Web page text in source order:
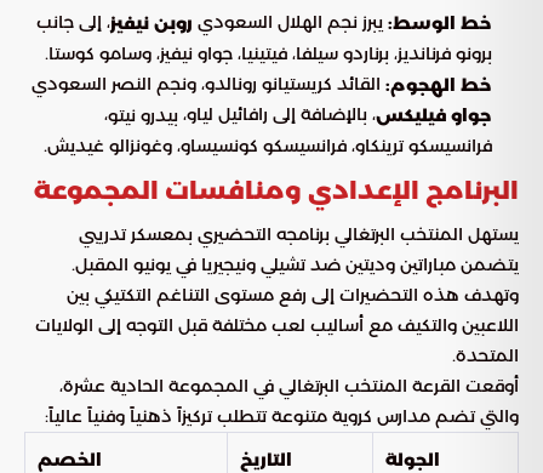
خط الوسط: يبرز نجم الهلال السعودي روبن نيفيز، إلى جانب
برونو فرنانديز، برناردو سيلفا، فيتينيا، جواو نيفيز، وسامو كوستا.
خط الهجوم: القائد كريستيانو رونالدو، ونجم النصر السعودي
جواو فيليكس، بالإضافة إلى رافائيل لياو، بيدرو نيتو،
فرانسيسكو ترينكاو، فرانسيسكو كونسيساو، وغونزالو غيديش.
البرنامج الإعدادي ومنافسات المجموعة
يستهل المنتخب البرتغالي برنامجه التحضيري بمعسكر تدريبي
يتضمن مباراتين وديتين ضد تشيلي ونيجيريا في يونيو المقبل.
وتهدف هذه التحضيرات إلى رفع مستوى التناغم التكتيكي بين
اللاعبين والتكيف مع أساليب لعب مختلفة قبل التوجه إلى الولايات
المتحدة.
أوقعت القرعة المنتخب البرتغالي في المجموعة الحادية عشرة،
والتي تضم مدارس كروية متنوعة تتطلب تركيزاً ذهنياً وفنياً عالياً:
الجولة
التاريخ الخصم